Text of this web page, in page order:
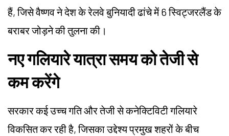
हैं, जिसे वैष्णव ने देश के रेलवे बुनियादी ढांचे में 6 स्विट्जरलैंड के
बराबर जोड़ने की तुलना की।
नए गलियारे यात्रा समय को तेजी से
कम करेंगे
सरकार कई उच्च गति और तेजी से कनेक्टिविटी गलियारे
विकसित कर रही है, जिसका उद्देश्य प्रमुख शहरों के बीच